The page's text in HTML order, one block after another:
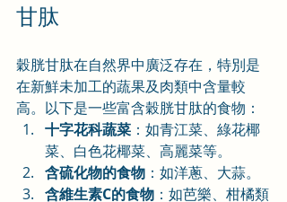
甘肽
穀胱甘肽在自然界中廣泛存在，特別是
在新鮮未加工的蔬果及肉類中含量較
高。以下是一些富含穀胱甘肽的食物：
十字花科蔬菜 ：如青江菜、綠花椰
菜、白色花椰菜、高麗菜等。
含硫化物的食物 ：如洋蔥、大蒜。
含維生素C的食物 ：如芭樂、柑橘類